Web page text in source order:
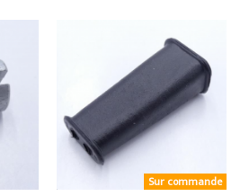
Sur commande